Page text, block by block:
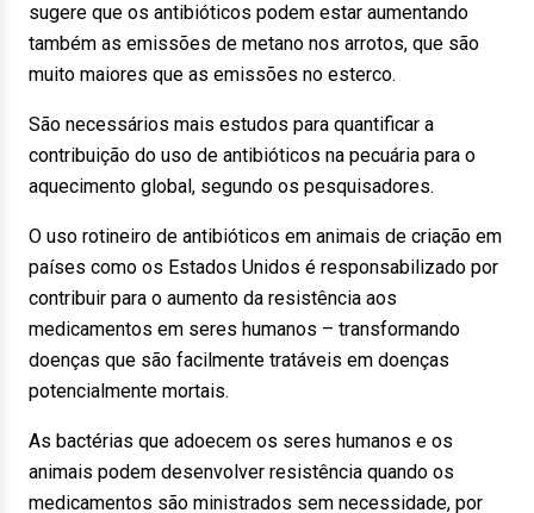
sugere que os antibióticos podem estar aumentando
também as emissões de metano nos arrotos, que são
muito maiores que as emissões no esterco.
São necessários mais estudos para quantificar a
contribuição do uso de antibióticos na pecuária para o
aquecimento global, segundo os pesquisadores.
O uso rotineiro de antibióticos em animais de criação em
países como os Estados Unidos é responsabilizado por
contribuir para o aumento da resistência aos
medicamentos em seres humanos – transformando
doenças que são facilmente tratáveis em doenças
potencialmente mortais.
As bactérias que adoecem os seres humanos e os
animais podem desenvolver resistência quando os
medicamentos são ministrados sem necessidade, por